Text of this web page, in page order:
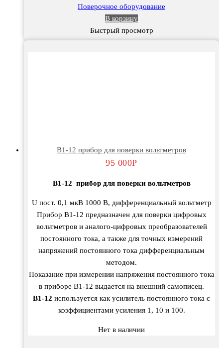
Поверочное оборудование
В корзину
Быстрый просмотр
В1-12 прибор для поверки вольтметров
95 000Р
В1-12 прибор для поверки вольтметров
U пост. 0,1 мкВ 1000 В, дифференциальный вольтметр
Прибор В1-12 предназначен для поверки цифровых
вольтметров и аналого-цифровых преобразователей
постоянного тока, а также для точных измерений
напряжений постоянного тока дифференциальным
методом.
Показание при измерении напряжения постоянного тока
в приборе В1-12 выдается на внешний самописец.
В1-12 используется как усилитель постоянного тока с
коэффициентами усиления 1, 10 и 100.
Нет в наличии